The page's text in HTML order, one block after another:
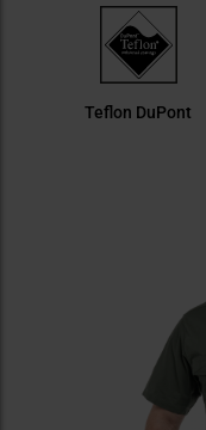
Teflon DuPont